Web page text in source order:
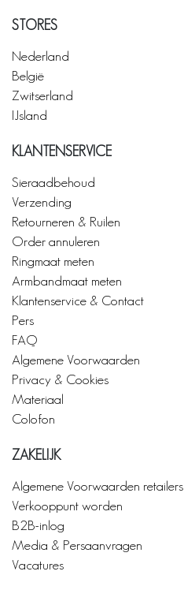
STORES
Nederland
België
Zwitserland
IJsland
KLANTENSERVICE
Sieraadbehoud
Verzending
Retourneren & Ruilen
Order annuleren
Ringmaat meten
Armbandmaat meten
Klantenservice & Contact
Pers
FAQ
Algemene Voorwaarden
Privacy & Cookies
Materiaal
Colofon
ZAKELIJK
Algemene Voorwaarden retailers
Verkooppunt worden
B2B-inlog
Media & Persaanvragen
Vacatures